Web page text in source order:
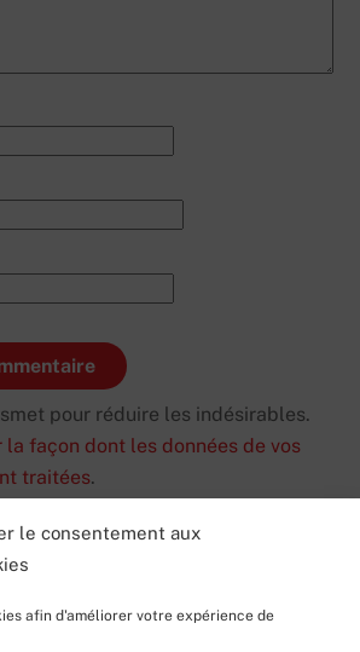
le consentement aux
afin d'améliorer votre expérience de
pour réduire les indésirables.
la façon dont les données de vos
traitées.